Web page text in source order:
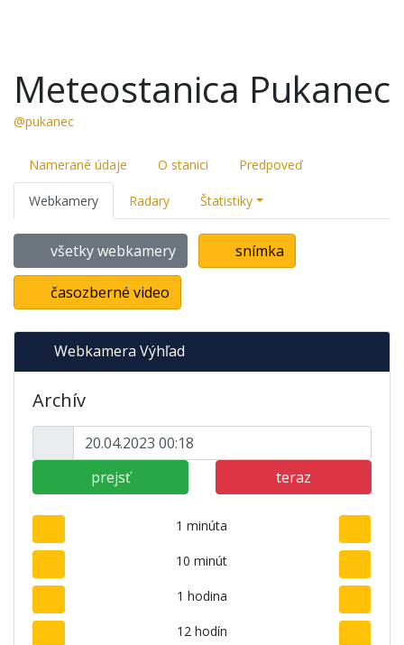
Meteostanica Pukanec
@pukanec
Namerané údaje O stanici Predpoveď
Webkamery Radary Štatistiky
všetky webkamery snímka
časozberné video
Webkamera Výhľad
Archív
prejsť teraz
1 minúta
10 minút
1 hodina
12 hodín